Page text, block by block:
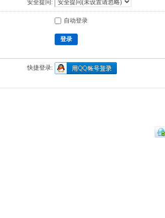
安全提问:
自动登录
登录
快捷登录: